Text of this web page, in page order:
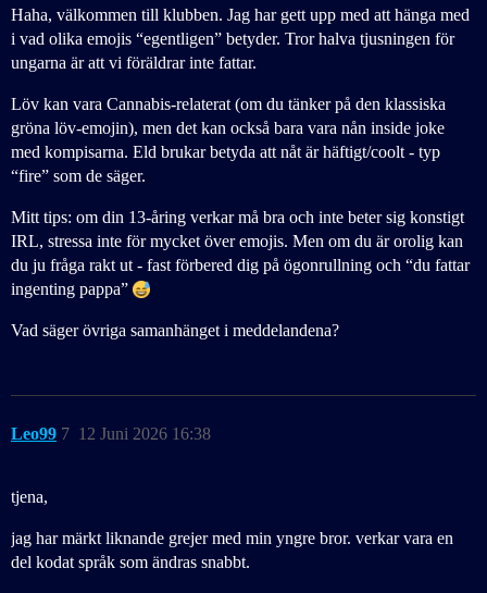
Haha, välkommen till klubben. Jag har gett upp med att hänga med
i vad olika emojis “egentligen” betyder. Tror halva tjusningen för
ungarna är att vi föräldrar inte fattar.
Löv kan vara Cannabis-relaterat (om du tänker på den klassiska
gröna löv-emojin), men det kan också bara vara nån inside joke
med kompisarna. Eld brukar betyda att nåt är häftigt/coolt - typ
“fire” som de säger.
Mitt tips: om din 13-åring verkar må bra och inte beter sig konstigt
IRL, stressa inte för mycket över emojis. Men om du är orolig kan
du ju fråga rakt ut - fast förbered dig på ögonrullning och “du fattar
ingenting pappa”
Vad säger övriga samanhänget i meddelandena?
Leo99 12 Juni 2026 16:38
7
tjena,
jag har märkt liknande grejer med min yngre bror. verkar vara en
del kodat språk som ändras snabbt.